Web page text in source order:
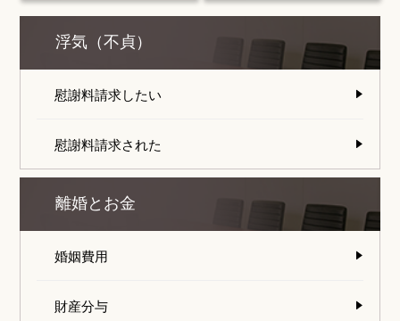
浮気（不貞）
慰謝料請求したい
慰謝料請求された
離婚とお金
婚姻費用
財産分与